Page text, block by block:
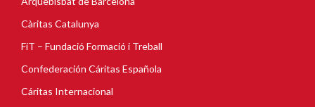
Càritas Catalunya
FiT – Fundació Formació i Treball
Confederación Cáritas Española
Cáritas Internacional